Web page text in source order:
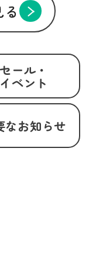
セール・
イベント
なお知らせ